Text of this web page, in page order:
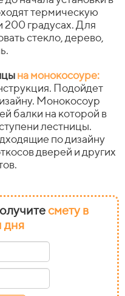
термическую
200 градусах. Для
стекло, дерево,
на монокосоуре:
Подойдет
Монокосоур
балки на которой в
лестницы.
по дизайну
дверей и других
смету в
дня